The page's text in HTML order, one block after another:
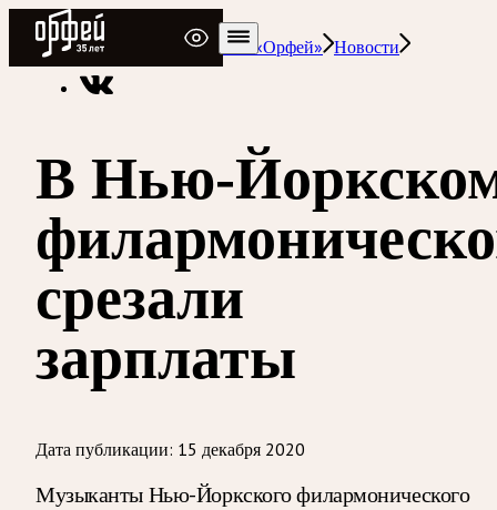
Радио Орфей
Радио классической музыки «Орфей» Новости
В Нью-
срезали
зарплаты
Дата публикации: 15 декабря 2020
Музыканты Нью-Йоркского филармонического